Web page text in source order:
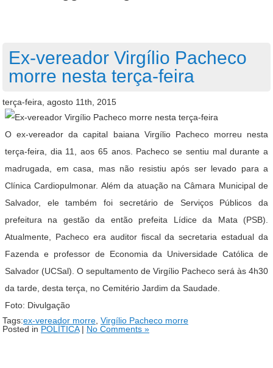
Ex-vereador Virgílio Pacheco
morre nesta terça-feira
terça-feira, agosto 11th, 2015
O ex-vereador da capital baiana Virgílio Pacheco morreu nesta
terça-feira, dia 11, aos 65 anos. Pacheco se sentiu mal durante a
madrugada, em casa, mas não resistiu após ser levado para a
Clínica Cardiopulmonar. Além da atuação na Câmara Municipal de
Salvador, ele também foi secretário de Serviços Públicos da
prefeitura na gestão da então prefeita Lídice da Mata (PSB).
Atualmente, Pacheco era auditor fiscal da secretaria estadual da
Fazenda e professor de Economia da Universidade Católica de
Salvador (UCSal). O sepultamento de Virgílio Pacheco será às 4h30
da tarde, desta terça, no Cemitério Jardim da Saudade.
Foto: Divulgação
Tags:ex-vereador morre, Virgílio Pacheco morre
Posted in POLÍTICA| No Comments »